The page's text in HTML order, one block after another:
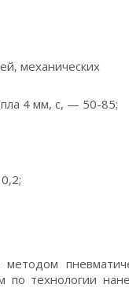
механических
4 мм, с, — 50-85;
по технологии